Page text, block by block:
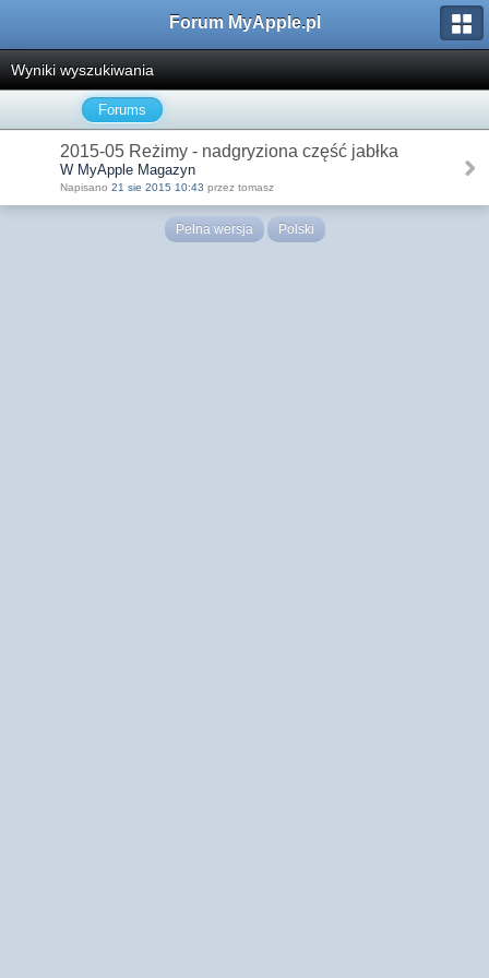
Forum MyApple.pl
Wyniki wyszukiwania
Forums
2015-05 Reżimy - nadgryziona część jabłka
W MyApple Magazyn
Napisano 21 sie 2015 10:43 przez tomasz
Pełna wersja Polski